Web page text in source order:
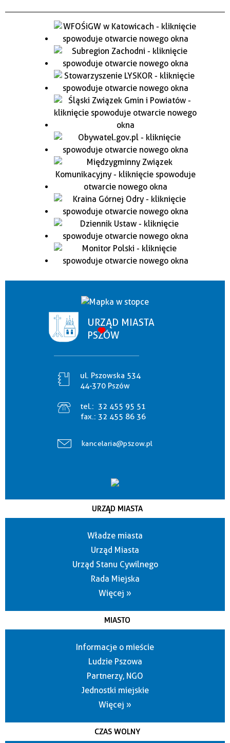
URZĄD MIASTA
PSZÓW
ul. Pszowska 534
44-370 Pszów
tel.: 32 455 95 51
fax.: 32 455 86 36
kancelaria@pszow.pl
URZĄD MIASTA
Władze miasta
Urząd Miasta
Urząd Stanu Cywilnego
Rada Miejska
Więcej »
MIASTO
Informacje o mieście
Ludzie Pszowa
Partnerzy, NGO
Jednostki miejskie
Więcej »
CZAS WOLNY